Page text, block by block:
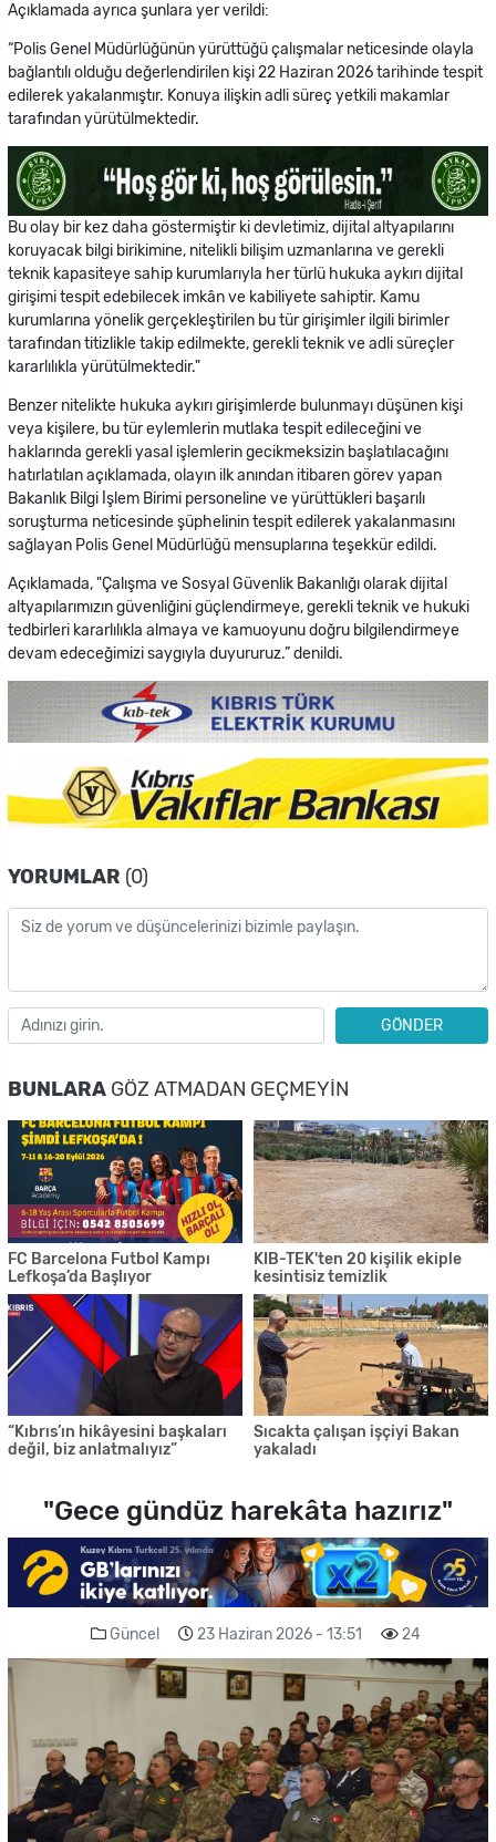
Açıklamada ayrıca şunlara yer verildi:
“Polis Genel Müdürlüğünün yürüttüğü çalışmalar neticesinde olayla
bağlantılı olduğu değerlendirilen kişi 22 Haziran 2026 tarihinde tespit
edilerek yakalanmıştır. Konuya ilişkin adli süreç yetkili makamlar
tarafından yürütülmektedir.
Bu olay bir kez daha göstermiştir ki devletimiz, dijital altyapılarını
koruyacak bilgi birikimine, nitelikli bilişim uzmanlarına ve gerekli
teknik kapasiteye sahip kurumlarıyla her türlü hukuka aykırı dijital
girişimi tespit edebilecek imkân ve kabiliyete sahiptir. Kamu
kurumlarına yönelik gerçekleştirilen bu tür girişimler ilgili birimler
tarafından titizlikle takip edilmekte, gerekli teknik ve adli süreçler
kararlılıkla yürütülmektedir."
Benzer nitelikte hukuka aykırı girişimlerde bulunmayı düşünen kişi
veya kişilere, bu tür eylemlerin mutlaka tespit edileceğini ve
haklarında gerekli yasal işlemlerin gecikmeksizin başlatılacağını
hatırlatılan açıklamada, olayın ilk anından itibaren görev yapan
Bakanlık Bilgi İşlem Birimi personeline ve yürüttükleri başarılı
soruşturma neticesinde şüphelinin tespit edilerek yakalanmasını
sağlayan Polis Genel Müdürlüğü mensuplarına teşekkür edildi.
Açıklamada, "Çalışma ve Sosyal Güvenlik Bakanlığı olarak dijital
altyapılarımızın güvenliğini güçlendirmeye, gerekli teknik ve hukuki
tedbirleri kararlılıkla almaya ve kamuoyunu doğru bilgilendirmeye
devam edeceğimizi saygıyla duyururuz.” denildi.
YORUMLAR (0)
GÖNDER
BUNLARA GÖZ ATMADAN GEÇMEYIN
FC Barcelona Futbol Kampı
Lefkoşa’da Başlıyor
KIB-TEK'ten 20 kişilik ekiple
kesintisiz temizlik
“Kıbrıs’ın hikâyesini başkaları
değil, biz anlatmalıyız”
Sıcakta çalışan işçiyi Bakan
yakaladı
"Gece gündüz harekâta hazırız"
Güncel 23 Haziran 2026 - 13:51 24